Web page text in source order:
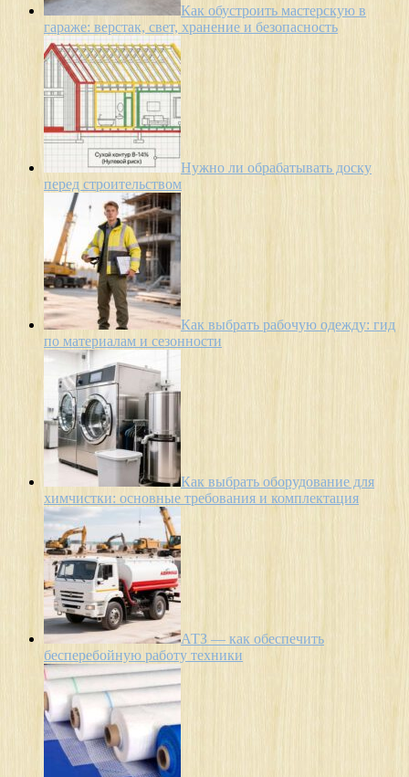
Как обустроить мастерскую в
гараже: верстак, свет, хранение и безопасность
Нужно ли обрабатывать доску
перед строительством
Как выбрать рабочую одежду: гид
по материалам и сезонности
Как выбрать оборудование для
химчистки: основные требования и комплектация
АТЗ — как обеспечить
бесперебойную работу техники